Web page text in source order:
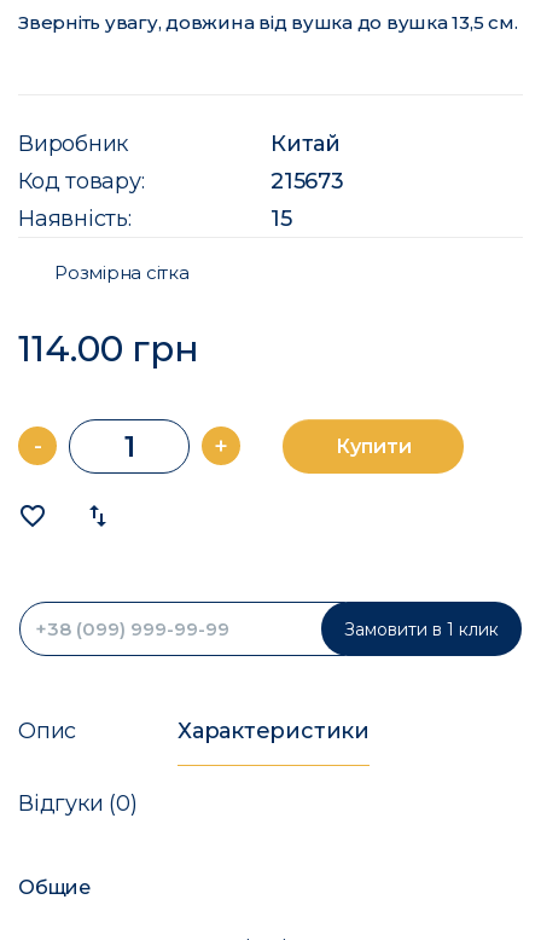
Зверніть увагу, довжина від вушка до вушка 13,5 см.
Виробник
Китай
Код товару:
215673
Наявність:
15
Розмірна сітка
114.00 грн
- + Купити
favorite_border import_export
Замовити в 1 клик
Опис Характеристики
Відгуки (0)
Общие